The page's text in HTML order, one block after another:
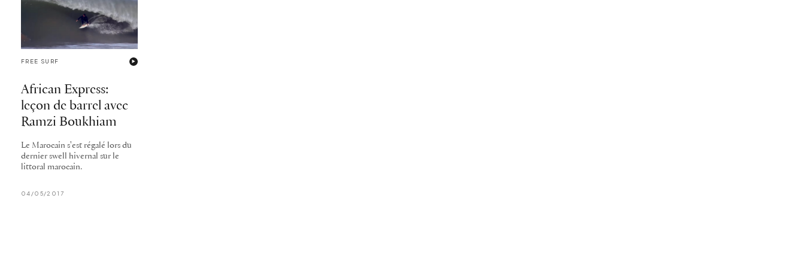
FREE SURF
African Express:
leçon de barrel avec
Ramzi Boukhiam
Le Marocain s'est régalé lors du
dernier swell hivernal sur le
littoral marocain.
04/05/2017